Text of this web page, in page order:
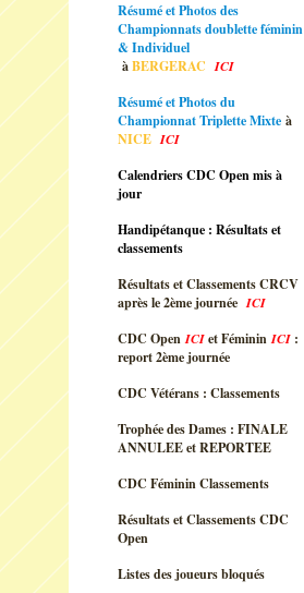
Résumé et Photos des
Championnats doublette féminin
& Individuel
àBERGERACICI
Résumé et Photos du
Championnat Triplette Mixte à
NICEICI
Calendriers CDC Open mis à
jour
Handipétanque : Résultats et
classements
Résultats et Classements CRCV
après le 2ème journée ICI
CDC OpenICIet FémininICI :
report 2ème journée
CDC Vétérans : Classements
Trophée des Dames : FINALE
ANNULEE et REPORTEE
CDC Féminin Classements
Résultats et Classements CDC
Open
Listes des joueurs bloqués